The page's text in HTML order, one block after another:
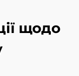
щодо